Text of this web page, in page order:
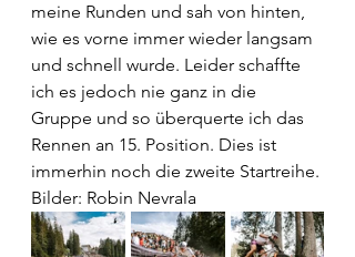
meine Runden und sah von hinten,
wie es vorne immer wieder langsam
und schnell wurde. Leider schaffte
ich es jedoch nie ganz in die
Gruppe und so überquerte ich das
Rennen an 15. Position. Dies ist
immerhin noch die zweite Startreihe.
Bilder: Robin Nevrala